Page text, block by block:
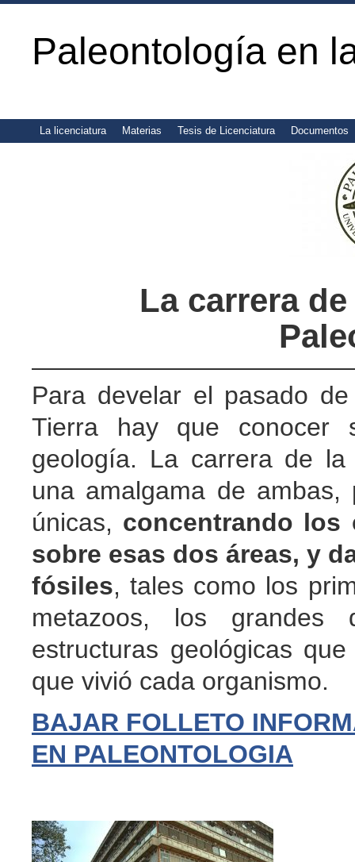
Paleontología en
La licenciatura Materias Tesis de Licenciatura Documentos
La carrera
Para develar el pasado
Tierra hay que conocer
geología. La carrera de
una amalgama de ambas,
únicas, concentrando los
sobre esas dos áreas, y
fósiles, tales como los
metazoos, los
estructuras geológicas
que vivió cada organismo.
BAJAR FOLLETO
EN PALEONTOLOGIA